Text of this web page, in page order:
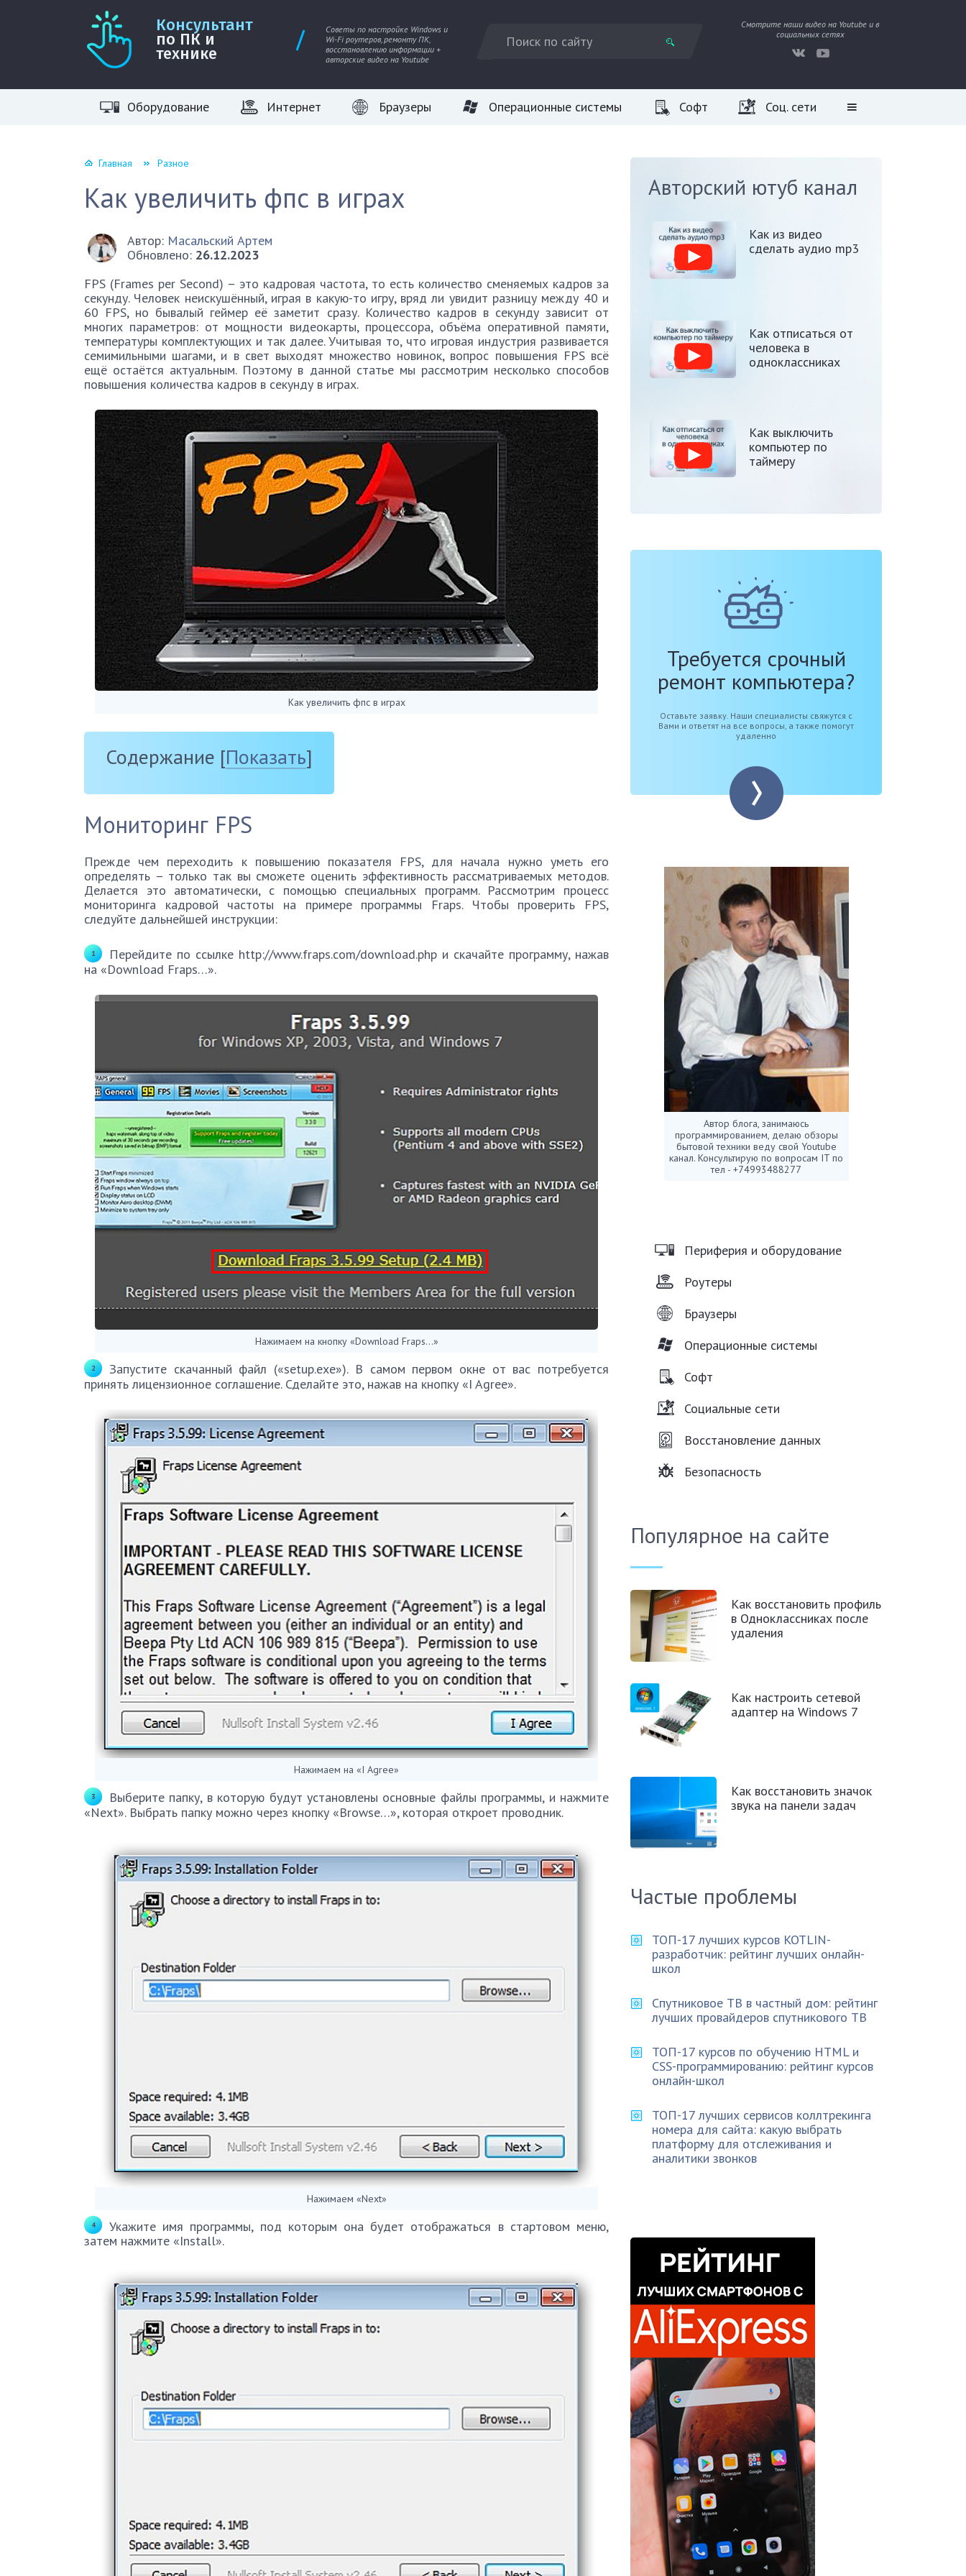
Консультант
по ПК и
технике
Советы по настройке Windows и
Wi-Fi роутеров, ремонту ПК,
восстановлению информации +
авторские видео на Youtube
Смотрите наши видео на Youtube и в
социальных сетях
Оборудование Интернет Браузеры Операционные системы Софт Соц. сети
Главная Разное
Как увеличить фпс в играх
Автор: Масальский Артем
Обновлено: 26.12.2023
FPS (Frames per Second) – это кадровая частота, то есть количество сменяемых кадров за
секунду. Человек неискушённый, играя в какую-то игру, вряд ли увидит разницу между 40 и
60 FPS, но бывалый геймер её заметит сразу. Количество кадров в секунду зависит от
многих параметров: от мощности видеокарты, процессора, объёма оперативной памяти,
температуры комплектующих и так далее. Учитывая то, что игровая индустрия развивается
семимильными шагами, и в свет выходят множество новинок, вопрос повышения FPS всё
ещё остаётся актуальным. Поэтому в данной статье мы рассмотрим несколько способов
повышения количества кадров в секунду в играх.
Как увеличить фпс в играх
Содержание [Показать]
Мониторинг FPS
Прежде чем переходить к повышению показателя FPS, для начала нужно уметь его
определять – только так вы сможете оценить эффективность рассматриваемых методов.
Делается это автоматически, с помощью специальных программ. Рассмотрим процесс
мониторинга кадровой частоты на примере программы Fraps. Чтобы проверить FPS,
следуйте дальнейшей инструкции:
Перейдите по ссылке http://www.fraps.com/download.php и скачайте программу, нажав
на «Download Fraps…».
Нажимаем на кнопку «Download Fraps…»
Запустите скачанный файл («setup.exe»). В самом первом окне от вас потребуется
принять лицензионное соглашение. Сделайте это, нажав на кнопку «I Agree».
Нажимаем на «I Agree»
Выберите папку, в которую будут установлены основные файлы программы, и нажмите
«Next». Выбрать папку можно через кнопку «Browse…», которая откроет проводник.
Нажимаем «Next»
Укажите имя программы, под которым она будет отображаться в стартовом меню,
затем нажмите «Install».
Авторский ютуб канал
Как из видео
сделать аудио mp3
Как отписаться от
человека в
одноклассниках
Как выключить
компьютер по
таймеру
Требуется срочный
ремонт компьютера?
Оставьте заявку. Наши специалисты свяжутся с
Вами и ответят на все вопросы, а также помогут
удаленно
Автор блога, занимаюсь
программированием, делаю обзоры
бытовой техники веду свой Youtube
канал. Консультирую по вопросам IT по
тел - +74993488277
Периферия и оборудование
Роутеры
Браузеры
Операционные системы
Софт
Социальные сети
Восстановление данных
Безопасность
Популярное на сайте
Как восстановить профиль
в Одноклассниках после
удаления
Как настроить сетевой
адаптер на Windows 7
Как восстановить значок
звука на панели задач
Частые проблемы
ТОП-17 лучших курсов KOTLIN-
разработчик: рейтинг лучших онлайн-
школ
Спутниковое ТВ в частный дом: рейтинг
лучших провайдеров спутникового ТВ
ТОП-17 курсов по обучению HTML и
CSS-программированию: рейтинг курсов
онлайн-школ
ТОП-17 лучших сервисов коллтрекинга
номера для сайта: какую выбрать
платформу для отслеживания и
аналитики звонков